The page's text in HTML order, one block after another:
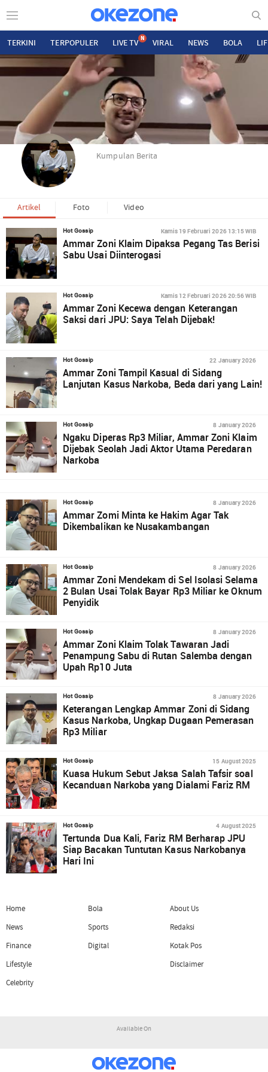
TERKINI TERPOPULER LIVE TV N VIRAL NEWS BOLA
Kumpulan Berita
Artikel Foto Video
Hot Gossip Kamis 19 Februari 2026 13:15 WIB
Ammar Zoni Klaim Dipaksa Pegang Tas Berisi
Sabu Usai Diinterogasi
Hot Gossip Kamis 12 Februari 2026 20:56 WIB
Ammar Zoni Kecewa dengan Keterangan
Saksi dari JPU: Saya Telah Dijebak!
Hot Gossip 22 January 2026
Ammar Zoni Tampil Kasual di Sidang
Lanjutan Kasus Narkoba, Beda dari yang Lain!
Hot Gossip 8 January 2026
Ngaku Diperas Rp3 Miliar, Ammar Zoni Klaim
Dijebak Seolah Jadi Aktor Utama Peredaran
Narkoba
Hot Gossip 8 January 2026
Ammar Zomi Minta ke Hakim Agar Tak
Dikembalikan ke Nusakambangan
Hot Gossip 8 January 2026
Ammar Zoni Mendekam di Sel Isolasi Selama
2 Bulan Usai Tolak Bayar Rp3 Miliar ke Oknum
Penyidik
Hot Gossip 8 January 2026
Ammar Zoni Klaim Tolak Tawaran Jadi
Penampung Sabu di Rutan Salemba dengan
Upah Rp10 Juta
Hot Gossip 8 January 2026
Keterangan Lengkap Ammar Zoni di Sidang
Kasus Narkoba, Ungkap Dugaan Pemerasan
Rp3 Miliar
Hot Gossip 15 August 2025
Kuasa Hukum Sebut Jaksa Salah Tafsir soal
Kecanduan Narkoba yang Dialami Fariz RM
Hot Gossip 4 August 2025
Tertunda Dua Kali, Fariz RM Berharap JPU
Siap Bacakan Tuntutan Kasus Narkobanya
Hari Ini
Home
News
Finance
Lifestyle
Celebrity
Bola
Sports
Digital
About Us
Redaksi
Kotak Pos
Disclaimer
Available On